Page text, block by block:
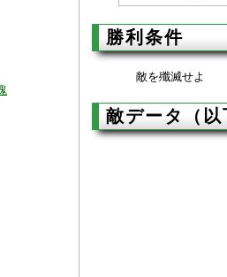
勝利条件
敵を殲滅せよ
敵データ（以